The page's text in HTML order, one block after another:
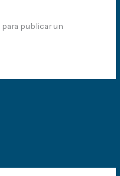
para publicar un